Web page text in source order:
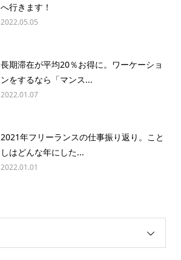
へ行きます！
2022.05.05
長期滞在が平均20％お得に。ワーケーショ
ンをするなら「マンス...
2022.01.07
2021年フリーランスの仕事振り返り。こと
しはどんな年にした...
2022.01.01